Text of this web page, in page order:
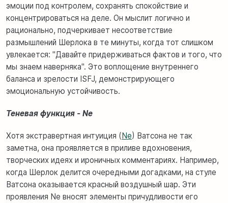
эмоции под контролем, сохранять спокойствие и
концентрироваться на деле. Он мыслит логично и
рационально, подчеркивает несоответствие
размышлений Шерлока в те минуты, когда тот слишком
увлекается: "Давайте придерживаться фактов и того, что
мы знаем наверняка". Это воплощение внутреннего
баланса и зрелости ISFJ, демонстрирующего
эмоциональную устойчивость.
Теневая функция - Ne
Хотя экстравертная интуиция (Ne) Ватсона не так
заметна, она проявляется в приливе вдохновения,
творческих идеях и ироничных комментариях. Например,
когда Шерлок делится очередными догадками, на стуле
Ватсона оказывается красный воздушный шар. Эти
проявления Ne вносят элементы причудливости его